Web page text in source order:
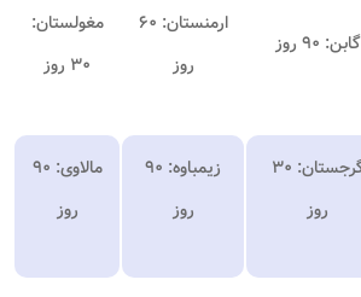
گابن: ۹۰ روز
ارمنستان: ۶۰
روز
مغولستان:
۳۰ روز
گرجستان: ۳۰
روز
زیمباوه: ۹۰
روز
مالاوی: ۹۰
روز